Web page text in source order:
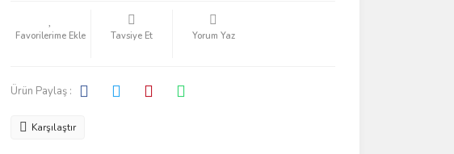
Tavsiye Et Yorum Yaz
Ürün Paylaş :
Karşılaştır